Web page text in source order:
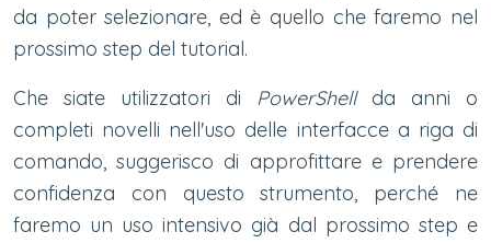
da poter selezionare, ed è quello che faremo nel
prossimo step del tutorial.
Che siate utilizzatori di PowerShellda anni o
completi novelli nell'uso delle interfacce a riga di
comando, suggerisco di approfittare e prendere
confidenza con questo strumento, perché ne
faremo un uso intensivo già dal prossimo step e